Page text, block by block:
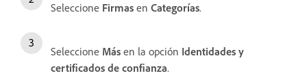
Seleccione Firmas en Categorías.
Seleccione Más en la opción Identidades y
certificados de confianza.